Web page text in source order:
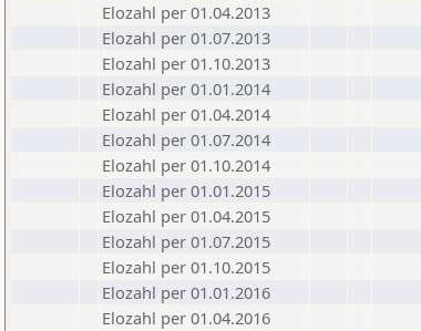
Elozahl per 01.04.2013
Elozahl per 01.07.2013
Elozahl per 01.10.2013
Elozahl per 01.01.2014
Elozahl per 01.04.2014
Elozahl per 01.07.2014
Elozahl per 01.10.2014
Elozahl per 01.01.2015
Elozahl per 01.04.2015
Elozahl per 01.07.2015
Elozahl per 01.10.2015
Elozahl per 01.01.2016
Elozahl per 01.04.2016